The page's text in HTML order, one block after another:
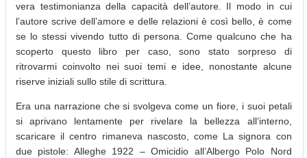
vera testimonianza della capacità dell’autore. Il modo in cui
l’autore scrive dell’amore e delle relazioni è così bello, è come
se lo stessi vivendo tutto di persona. Come qualcuno che ha
scoperto questo libro per caso, sono stato sorpreso di
ritrovarmi coinvolto nei suoi temi e idee, nonostante alcune
riserve iniziali sullo stile di scrittura.
Era una narrazione che si svolgeva come un fiore, i suoi petali
si aprivano lentamente per rivelare la bellezza all’interno,
scaricare il centro rimaneva nascosto, come La signora con
due pistole: Alleghe 1922 – Omicidio all’Albergo Polo Nord